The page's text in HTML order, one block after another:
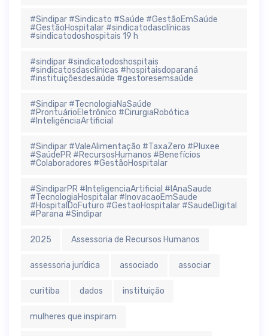
#Sindipar #Sindicato #Saúde #GestãoEmSaúde
#GestãoHospitalar #sindicatodasclínicas
#sindicatodoshospitais 19 h
#sindipar #sindicatodoshospitais
#sindicatosdasclínicas #hospitaisdoparaná
#instituiçõesdesaúde #gestoresemsaúde
#Sindipar #TecnologiaNaSaúde
#ProntuárioEletrônico #CirurgiaRobótica
#InteligênciaArtificial
#Sindipar #ValeAlimentação #TaxaZero #Pluxee
#SaúdePR #RecursosHumanos #Benefícios
#Colaboradores #GestãoHospitalar
#SindiparPR #InteligenciaArtificial #IAnaSaude
#TecnologiaHospitalar #InovacaoEmSaude
#HospitalDoFuturo #GestaoHospitalar #SaudeDigital
#Parana #Sindipar
2025 Assessoria de Recursos Humanos
assessoria jurídica associado associar
curitiba dados instituição
mulheres que inspiram